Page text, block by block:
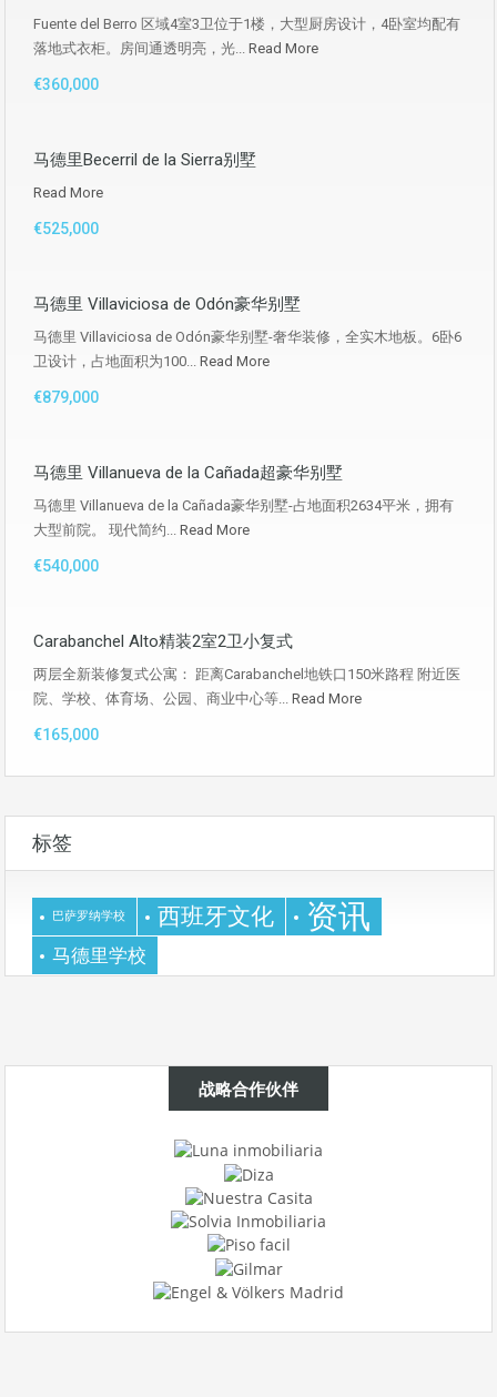
Fuente del Berro 区域4室3卫位于1楼，大型厨房设计，4卧室均配有
落地式衣柜。房间通透明亮，光... Read More
€360,000
马德里Becerril de la Sierra别墅
Read More
€525,000
马德里 Villaviciosa de Odón豪华别墅
马德里 Villaviciosa de Odón豪华别墅-奢华装修，全实木地板。6卧6
卫设计，占地面积为100... Read More
€879,000
马德里 Villanueva de la Cañada超豪华别墅
马德里 Villanueva de la Cañada豪华别墅-占地面积2634平米，拥有
大型前院。 现代简约... Read More
€540,000
Carabanchel Alto精装2室2卫小复式
两层全新装修复式公寓： 距离Carabanchel地铁口150米路程 附近医
院、学校、体育场、公园、商业中心等... Read More
€165,000
标签
巴萨罗纳学校 西班牙文化 资讯
马德里学校
战略合作伙伴